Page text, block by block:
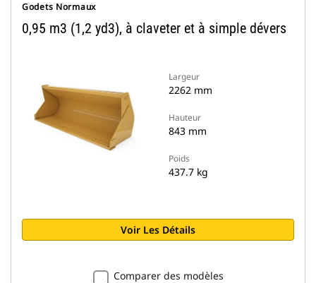
Godets Normaux
0,95 m3 (1,2 yd3), à claveter et à simple dévers
Largeur
2262 mm
Hauteur
843 mm
Poids
437.7 kg
Voir Les Détails
Comparer des modèles